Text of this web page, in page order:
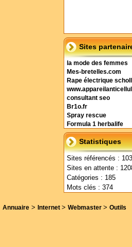
Sites
la mode des femmes
Mes-bretelles.com
Rape électrique scholl
consultant seo
Br1o.fr
Spray rescue
Formula 1 herbalife
Statistiques
Sites référencés :
Sites en attente :
Catégories : 185
Mots clés : 374
Annuaire > Internet > Webmaster > Outils